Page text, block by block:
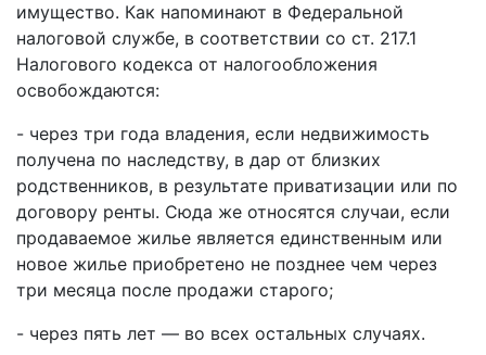
имущество. Как напоминают в Федеральной
налоговой службе, в соответствии со ст. 217.1
Налогового кодекса от налогообложения
освобождаются:
- через три года владения, если недвижимость
получена по наследству, в дар от близких
родственников, в результате приватизации или по
договору ренты. Сюда же относятся случаи, если
продаваемое жилье является единственным или
новое жилье приобретено не позднее чем через
три месяца после продажи старого;
- через пять лет — во всех остальных случаях.